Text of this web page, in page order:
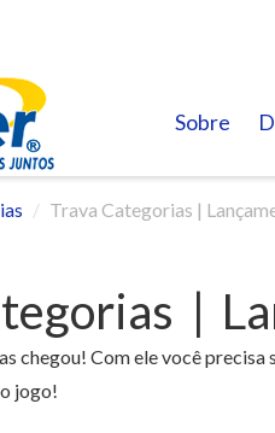
Sobre
Trava Categorias |
|
chegou! Com ele você
jogo!